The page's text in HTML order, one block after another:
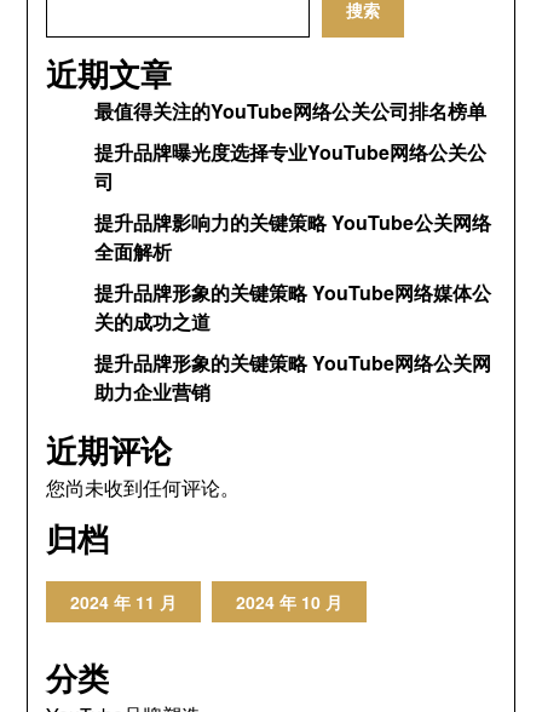
搜索
近期文章
最值得关注的YouTube网络公关公司排名榜单
提升品牌曝光度选择专业YouTube网络公关公
司
提升品牌影响力的关键策略 YouTube公关网络
全面解析
提升品牌形象的关键策略 YouTube网络媒体公
关的成功之道
提升品牌形象的关键策略 YouTube网络公关网
助力企业营销
近期评论
您尚未收到任何评论。
归档
2024 年 11 月 2024 年 10 月
分类